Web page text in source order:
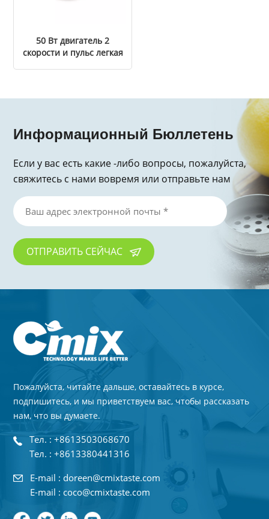
50 Вт двигатель 2
скорости и пульс легкая
Информационный Бюллетень
Если у вас есть какие -либо вопросы, пожалуйста,
свяжитесь с нами вовремя или отправьте нам
электронное письмо, спасибо за запрос!
ОТПРАВИТЬ СЕЙЧАС
Пожалуйста, читайте дальше, оставайтесь в курсе,
подпишитесь, и мы приветствуем вас, чтобы рассказать
нам, что вы думаете.
Тел. : +8613503068670
Тел. : +8613380441316
E-mail : doreen@cmixtaste.com
E-mail : coco@cmixtaste.com